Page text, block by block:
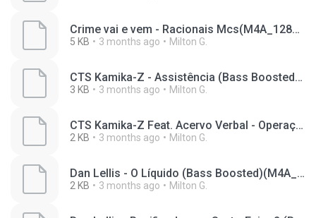
Crime vai e vem - Racionais Mcs(M4A_128K)_private.lrc
5 KB 3 months ago Milton G.
CTS Kamika-Z - Assistência (Bass Boosted)(M4A_128K)_private.lrc
3 KB 3 months ago Milton G.
CTS Kamika-Z Feat. Acervo Verbal - Operação Papai Noel 2 (Bass Boosted)(M4A_128K)_private.lrc
2 KB 3 months ago Milton G.
Dan Lellis - O Líquido (Bass Boosted)(M4A_128K)_private.lrc
2 KB 3 months ago Milton G.